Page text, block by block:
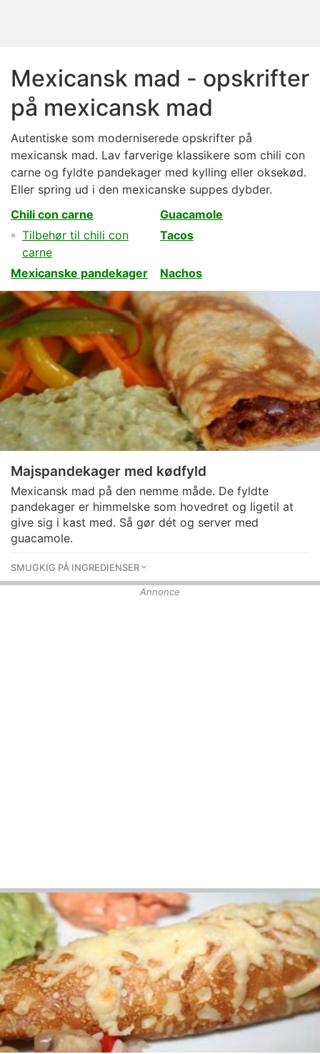
Mexicansk mad - opskrifter
på mexicansk mad
Autentiske som moderniserede opskrifter på
mexicansk mad. Lav farverige klassikere som chili con
carne og fyldte pandekager med kylling eller oksekød.
Eller spring ud i den mexicanske suppes dybder.
Chili con carne
Tilbehør til chili con
carne
Guacamole
Tacos
Mexicanske pandekager Nachos
Majspandekager med kødfyld
Mexicansk mad på den nemme måde. De fyldte
pandekager er himmelske som hovedret og ligetil at
give sig i kast med. Så gør dét og server med
guacamole.
SMUGKIG PÅ INGREDIENSER
Annonce